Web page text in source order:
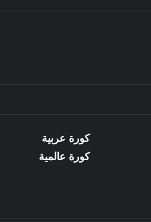
كورة عربية
كورة عالمية